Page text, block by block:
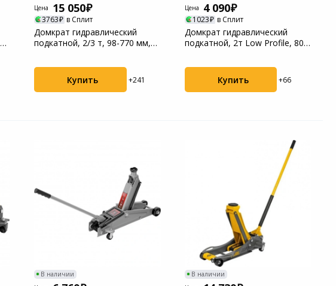
Цена
15 050
3763 в Сплит
Домкрат гидравлический
подкатной, 2/3 т, 98-770 мм,
Купить +241
Цена
4 090
1023 в Сплит
Домкрат гидравлический
подкатной, 2т Low Profile, 80-
Купить +66
В наличии
В наличии